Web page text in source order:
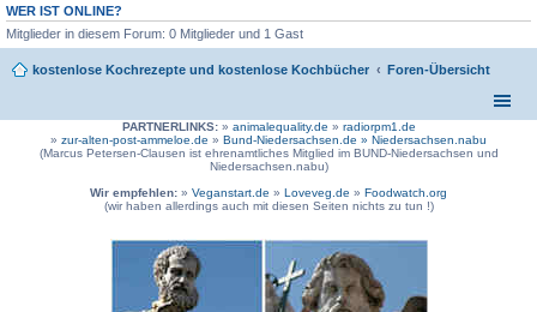
WER IST ONLINE?
Mitglieder in diesem Forum: 0 Mitglieder und 1 Gast
kostenlose Kochrezepte und kostenlose Kochbücher Foren-Übersicht
PARTNERLINKS:» animalequality.de » radiorpm1.de
» zur-alten-post-ammeloe.de » Bund-Niedersachsen.de » Niedersachsen.nabu
(Marcus Petersen-Clausen ist ehrenamtliches Mitglied im BUND-Niedersachsen und
Niedersachsen.nabu)
Wir empfehlen: » Veganstart.de » Loveveg.de » Foodwatch.org
(wir haben allerdings auch mit diesen Seiten nichts zu tun !)